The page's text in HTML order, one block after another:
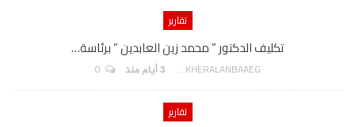
تقارير
تكليف الدكتور ” محمد زين العابدين ” برئاسة…
AKHERALANBAAEG 3 أيام منذ
تقارير